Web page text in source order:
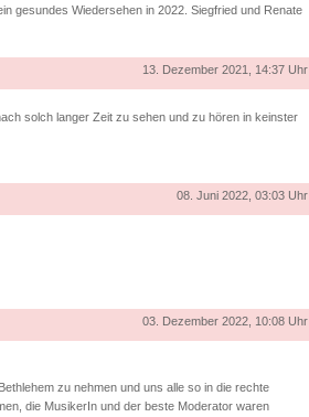
gesundes Wiedersehen in 2022. Siegfried und Renate
13. Dezember 2021, 14:37 Uhr
solch langer Zeit zu sehen und zu hören in keinster
08. Juni 2022, 03:03 Uhr
03. Dezember 2022, 10:08 Uhr
zu nehmen und uns alle so in die rechte
die MusikerIn und der beste Moderator waren